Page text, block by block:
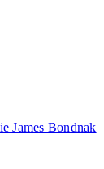
James Bondnak